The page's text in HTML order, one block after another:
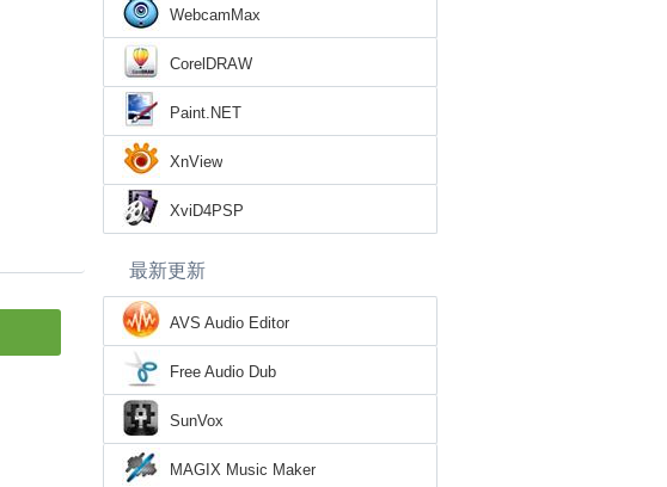
WebcamMax
CorelDRAW
Paint.NET
XnView
XviD4PSP
最新更新
AVS Audio Editor
Free Audio Dub
SunVox
MAGIX Music Maker